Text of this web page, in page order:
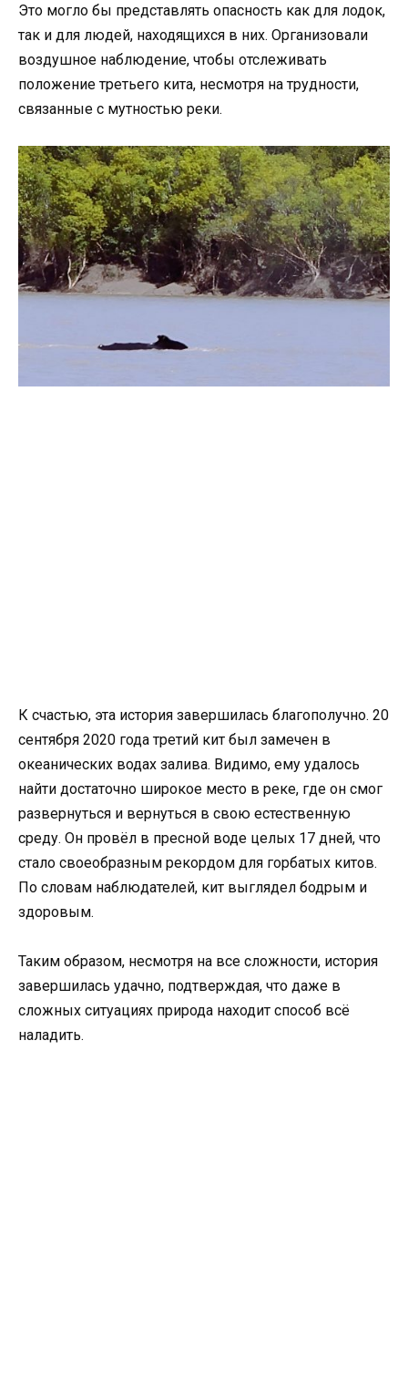
Это могло бы представлять опасность как для лодок,
так и для людей, находящихся в них. Организовали
воздушное наблюдение, чтобы отслеживать
положение третьего кита, несмотря на трудности,
связанные с мутностью реки.
К счастью, эта история завершилась благополучно. 20
сентября 2020 года третий кит был замечен в
океанических водах залива. Видимо, ему удалось
найти достаточно широкое место в реке, где он смог
развернуться и вернуться в свою естественную
среду. Он провёл в пресной воде целых 17 дней, что
стало своеобразным рекордом для горбатых китов.
По словам наблюдателей, кит выглядел бодрым и
здоровым.
Таким образом, несмотря на все сложности, история
завершилась удачно, подтверждая, что даже в
сложных ситуациях природа находит способ всё
наладить.